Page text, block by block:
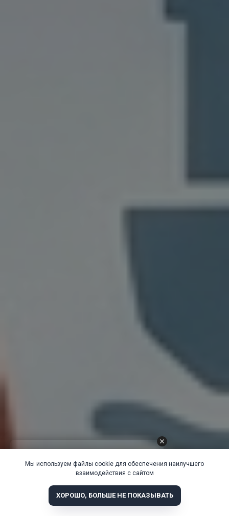
Мы используем файлы cookie для обеспечения наилучшего
взаимодействия с сайтом
ХОРОШО, БОЛЬШЕ НЕ ПОКАЗЫВАТЬ